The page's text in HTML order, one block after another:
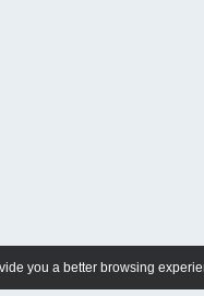
you a better browsing